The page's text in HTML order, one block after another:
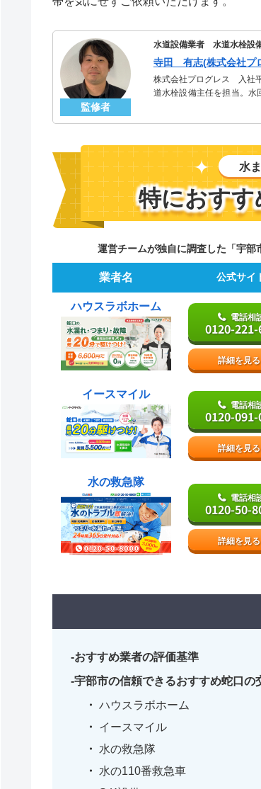
監修者
水道設備業者 水道水栓設
寺田 有志(株式会社プ
株式会社プログレス 入社
道水栓設備主任を担当。
水
特におすす
運営チームが独自に調査した「宇部
業者名 公式サイ
ハウスラボホーム
電話相
0120-221-
詳細を見る
イースマイル
電話相
0120-091-
詳細を見る
水の救急隊
電話相
0120-50-
詳細を見る
おすすめ業者の評価基準
宇部市の信頼できるおすすめ蛇口の
ハウスラボホーム
イースマイル
水の救急隊
水の110番救急車